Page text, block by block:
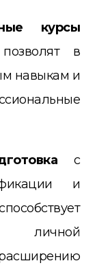
курсы
в
навыкам и
с
и